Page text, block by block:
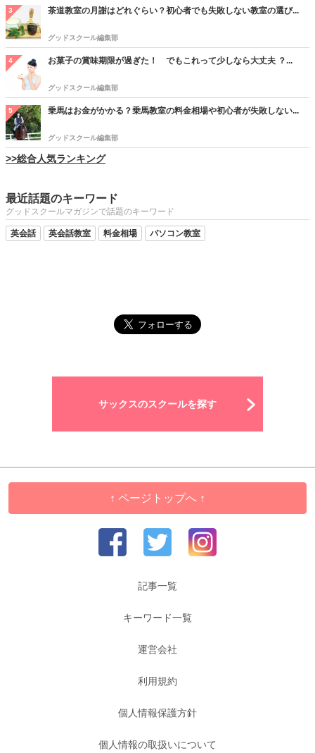
3 茶道教室の月謝はどれぐらい？初心者でも失敗しない教室の選び...
グッドスクール編集部
4 お菓子の賞味期限が過ぎた！ でもこれって少しなら大丈夫 ？...
グッドスクール編集部
5 乗馬はお金がかかる？乗馬教室の料金相場や初心者が失敗しない...
グッドスクール編集部
>>総合人気ランキング
最近話題のキーワード
グッドスクールマガジンで話題のキーワード
英会話 英会話教室 料金相場 パソコン教室
サックスのスクールを探す
↑ ページトップへ ↑
記事一覧
キーワード一覧
運営会社
利用規約
個人情報保護方針
個人情報の取扱いについて